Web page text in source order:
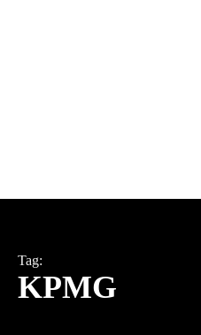
Tag:
KPMG